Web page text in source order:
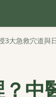
3大急救穴道與
中